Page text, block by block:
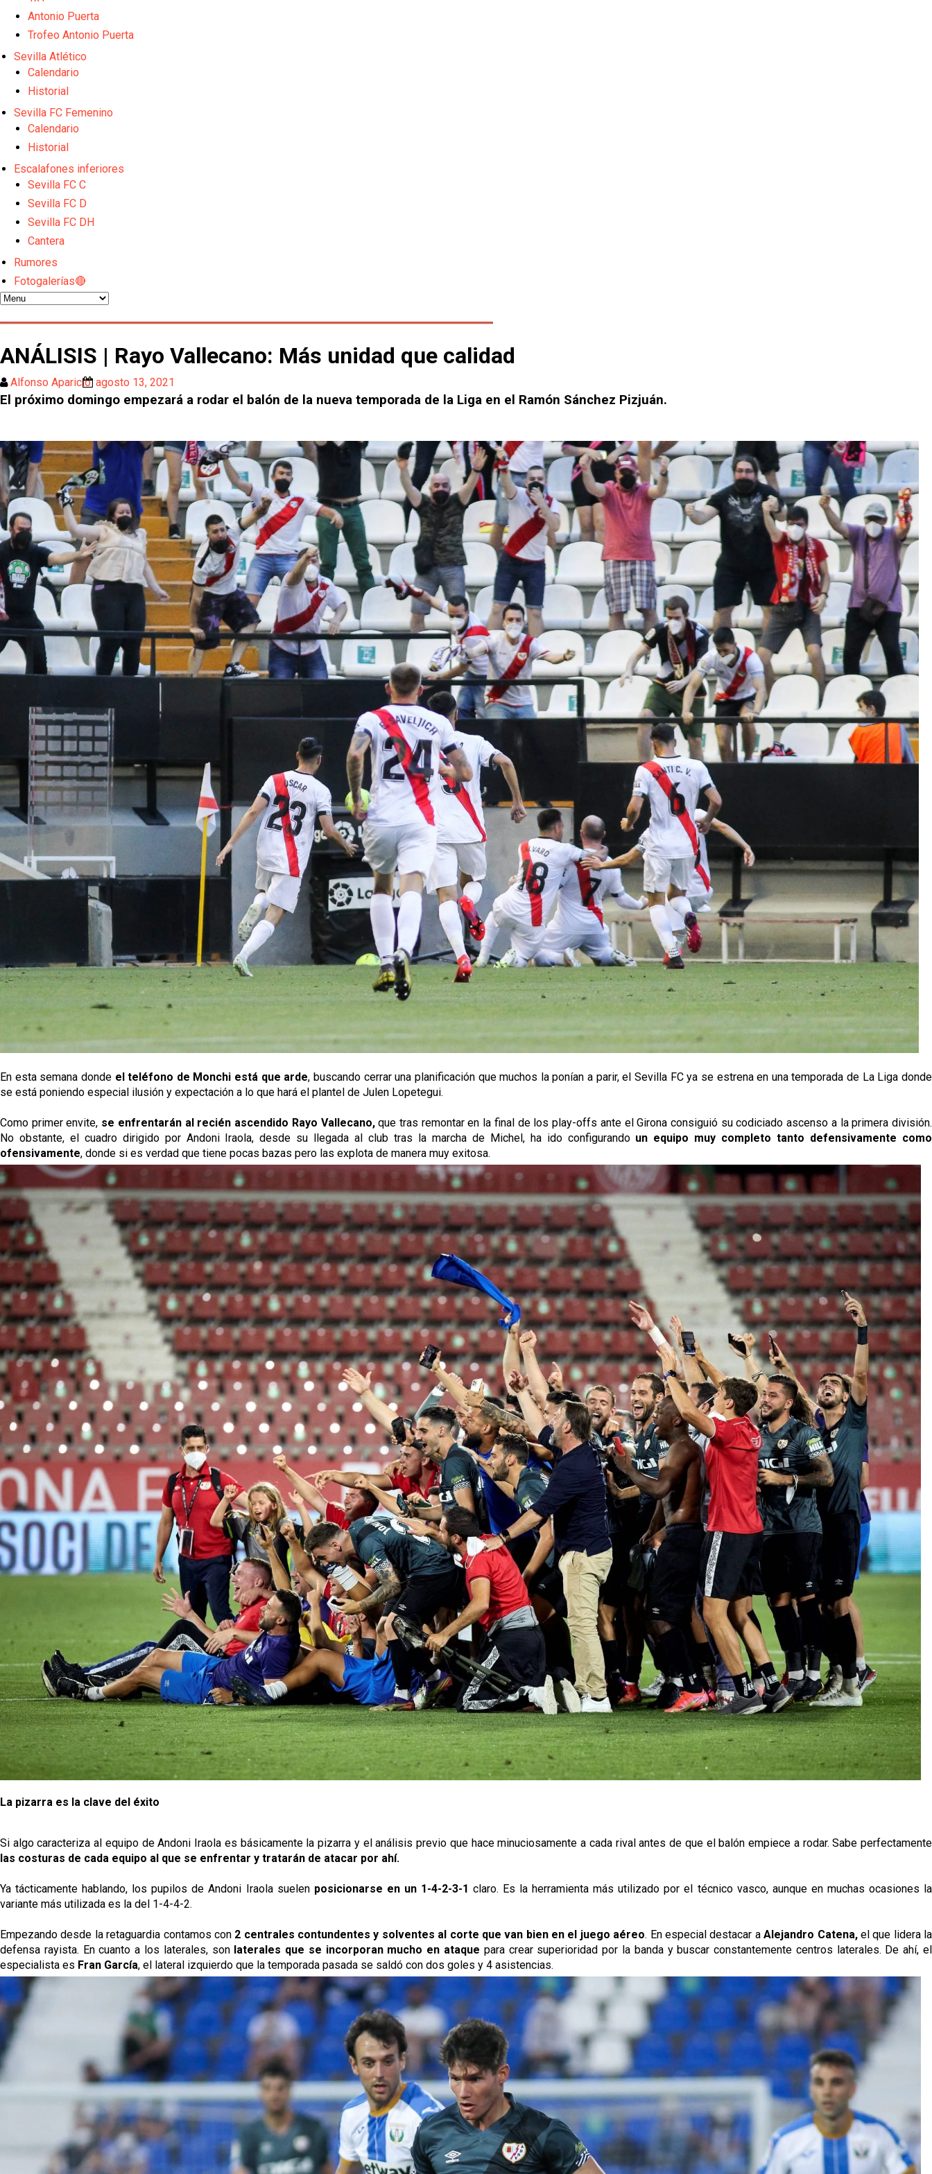
Odysseas Vlachodimos: “El objetivo es mejorar la temporada pasada”
El Sevilla FC empieza a inscribir a los nuevos fichajes
El Sevilla oficializa el traspaso de Sow
Antonio Puerta
Trofeo Antonio Puerta
Sevilla Atlético
Calendario
Historial
Sevilla FC Femenino
Calendario
Historial
Escalafones inferiores
Sevilla FC C
Sevilla FC D
Sevilla FC DH
Cantera
Rumores
Fotogalerías🔴
ANÁLISIS | Rayo Vallecano: Más unidad que calidad
Alfonso Aparicio agosto 13, 2021
El próximo domingo empezará a rodar el balón de la nueva temporada de la Liga en el Ramón Sánchez Pizjuán.
En esta semana donde el teléfono de Monchi está que arde, buscando cerrar una planificación que muchos la ponían a parir, el Sevilla FC ya se estrena en una temporada de La Liga donde
se está poniendo especial ilusión y expectación a lo que hará el plantel de Julen Lopetegui.
Como primer envite, se enfrentarán al recién ascendido Rayo Vallecano,que tras remontar en la final de los play-offs ante el Girona consiguió su codiciado ascenso a la primera división.
No obstante, el cuadro dirigido por Andoni Iraola, desde su llegada al club tras la marcha de Michel, ha ido configurando un equipo muy completo tanto defensivamente como
ofensivamente, donde si es verdad que tiene pocas bazas pero las explota de manera muy exitosa.
La pizarra es la clave del éxito
Si algo caracteriza al equipo de Andoni Iraola es básicamente la pizarra y el análisis previo que hace minuciosamente a cada rival antes de que el balón empiece a rodar. Sabe perfectamente
las costuras de cada equipo al que se enfrentar y tratarán de atacar por ahí.
Ya tácticamente hablando, los pupilos de Andoni Iraola suelen posicionarse en un 1-4-2-3-1 claro. Es la herramienta más utilizado por el técnico vasco, aunque en muchas ocasiones la
variante más utilizada es la del 1-4-4-2.
Empezando desde la retaguardia contamos con 2 centrales contundentes y solventes al corte que van bien en el juego aéreo. En especial destacar aAlejandro Catena,el que lidera la
defensa rayista. En cuanto a los laterales, sonlaterales que se incorporan mucho en ataque para crear superioridad por la banda y buscar constantemente centros laterales. De ahí, el
especialista es Fran García, el lateral izquierdo que la temporada pasada se saldó con dos goles y 4 asistencias.